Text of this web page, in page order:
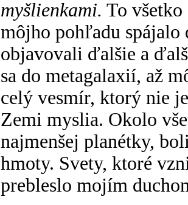
myšlienkami. To
môjho pohľadu spájalo
objavovali ďalšie a
sa do metagalaxií, až
celý vesmír, ktorý nie
Zemi myslia. Okolo
najmenšej planétky,
hmoty. Svety, ktoré
prebleslo mojím